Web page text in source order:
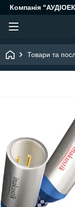
Компанія
Товари та